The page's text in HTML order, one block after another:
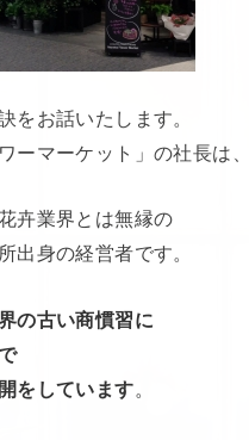
をお話いたします。
ーマーケット」の社長は、
卉業界とは無縁の
出身の経営者です。
の古い商慣習に
をしています。